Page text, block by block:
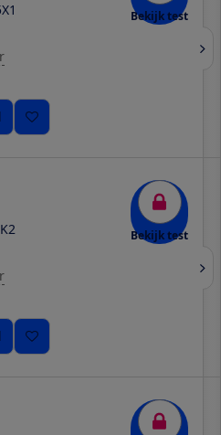
Bekijk test
Bekijk test